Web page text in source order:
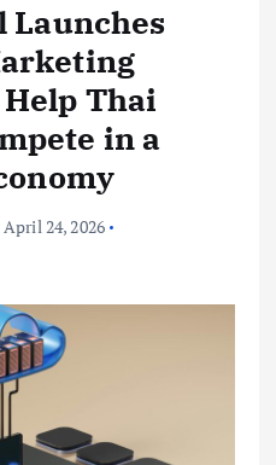
Launches
Thai
in a
April 24, 2026